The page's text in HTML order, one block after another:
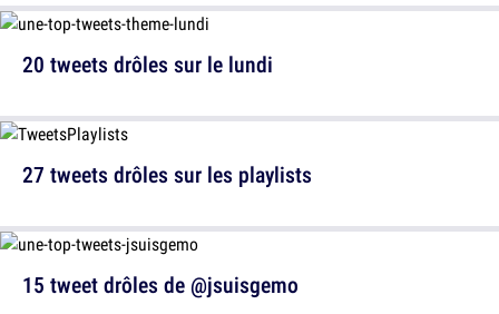
20 tweets drôles sur le lundi
15 tweet drôles de @jsuisgemo
27 tweets drôles sur les playlists